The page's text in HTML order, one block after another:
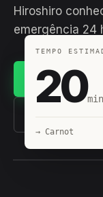
Hiroshiro
emergência 24
TEMPO
20min
→ Carnot